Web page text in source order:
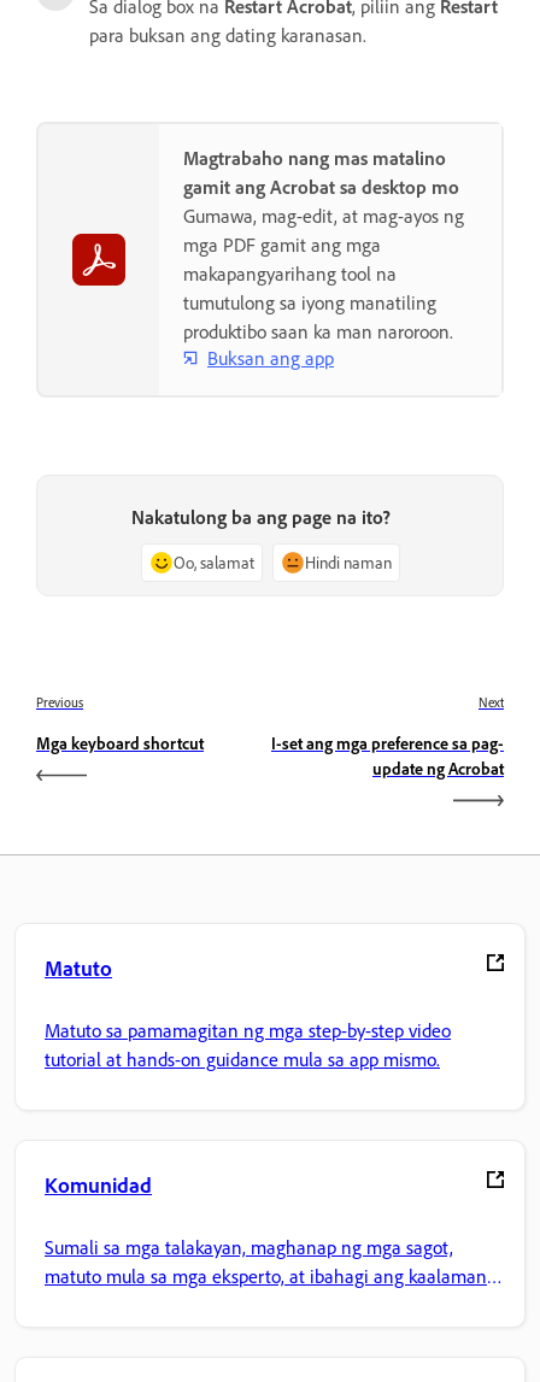
Sa dialog box na Restart Acrobat, piliin ang Restart
para buksan ang dating karanasan.
Magtrabaho nang mas matalino
gamit ang Acrobat sa desktop mo
Gumawa, mag-edit, at mag-ayos ng
mga PDF gamit ang mga
makapangyarihang tool na
tumutulong sa iyong manatiling
produktibo saan ka man naroroon.
Buksan ang app
Nakatulong ba ang page na ito?
Oo, salamat Hindi naman
Previous
Mga keyboard shortcut
Next
I-set ang mga preference sa pag-
update ng Acrobat
Matuto
Matuto sa pamamagitan ng mga step-by-step video
tutorial at hands-on guidance mula sa app mismo.
Komunidad
Sumali sa mga talakayan, maghanap ng mga sagot,
matuto mula sa mga eksperto, at ibahagi ang kaalaman